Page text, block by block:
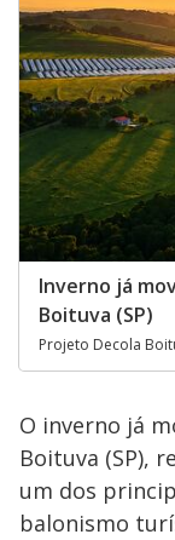
Inverno já
Boituva (SP)
Projeto Decola
O inverno já
Boituva (SP),
um dos
balonismo